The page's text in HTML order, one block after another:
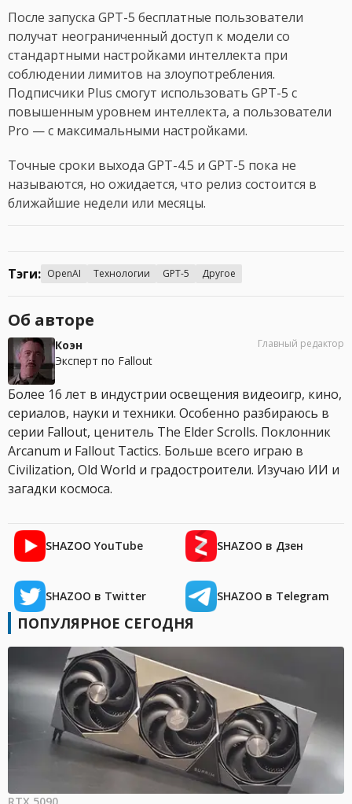
После запуска GPT-5 бесплатные пользователи
получат неограниченный доступ к модели со
стандартными настройками интеллекта при
соблюдении лимитов на злоупотребления.
Подписчики Plus смогут использовать GPT-5 с
повышенным уровнем интеллекта, а пользователи
Pro — с максимальными настройками.
Точные сроки выхода GPT-4.5 и GPT-5 пока не
называются, но ожидается, что релиз состоится в
ближайшие недели или месяцы.
Тэги: OpenAI Технологии GPT-5 Другое
Об авторе
Коэн
Эксперт по Fallout
Главный редактор
Более 16 лет в индустрии освещения видеоигр, кино,
сериалов, науки и техники. Особенно разбираюсь в
серии Fallout, ценитель The Elder Scrolls. Поклонник
Arcanum и Fallout Tactics. Больше всего играю в
Civilization, Old World и градостроители. Изучаю ИИ и
загадки космоса.
SHAZOO YouTube SHAZOO в Дзен
SHAZOO в Twitter SHAZOO в Telegram
ПОПУЛЯРНОЕ СЕГОДНЯ